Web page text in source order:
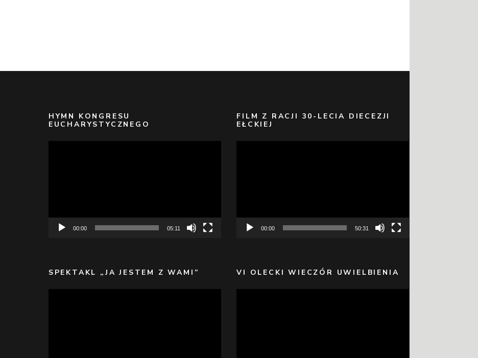
HYMN KONGRESU
EUCHARYSTYCZNEGO
00:00 05:11
SPEKTAKL „JA JESTEM Z WAMI”
FILM Z RACJI 30-LECIA DIECEZJI
EŁCKIEJ
00:00 50:31
VI OLECKI WIECZÓR UWIELBIENIA